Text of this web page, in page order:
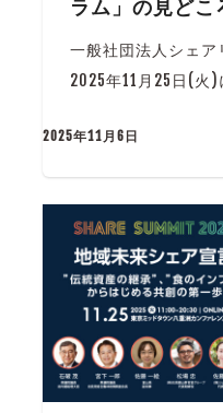
ラム」の見どこ
一般社団法人シェア
2025年11月25日(火
2025年11月6日